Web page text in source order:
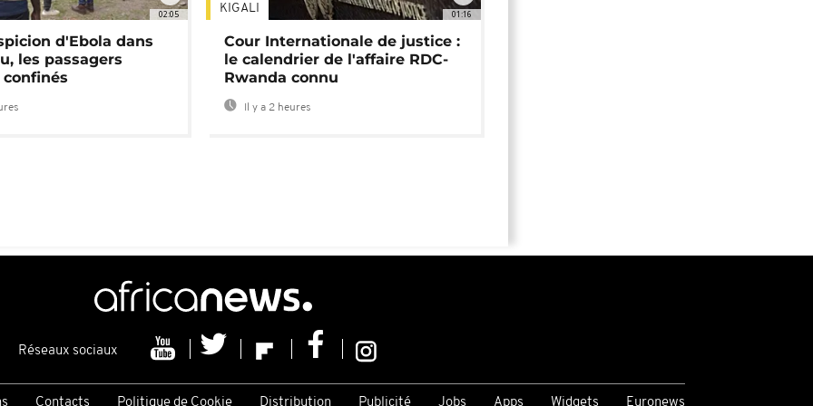
02:05
d'Ebola dans
les passagers
01:16
KIGALI
Cour Internationale de justice :
le calendrier de l'affaire RDC-
Rwanda connu
Il y a 2 heures
Réseaux sociaux
Contacts Politique de Cookie Distribution Publicité Jobs Apps Widgets Euronews